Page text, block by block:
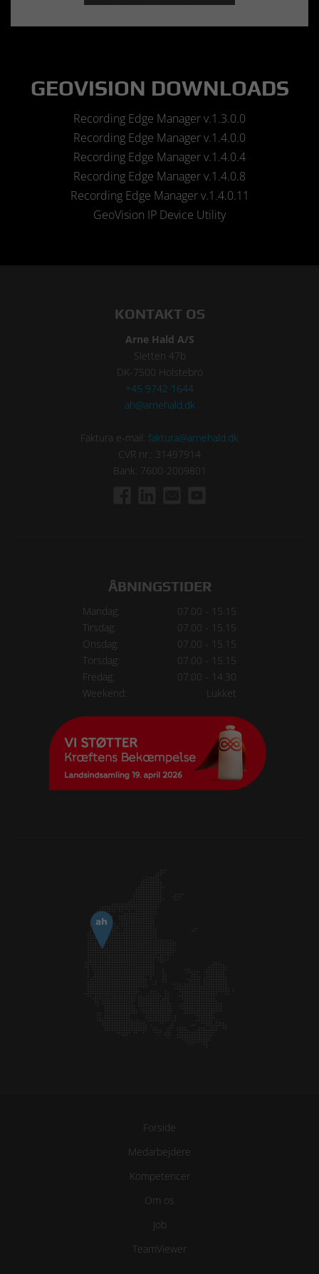
GEOVISION DOWNLOADS
Recording Edge Manager v.1.3.0.0
Recording Edge Manager v.1.4.0.0
Recording Edge Manager v.1.4.0.4
Recording Edge Manager v.1.4.0.8
Recording Edge Manager v.1.4.0.11
GeoVision IP Device Utility
KONTAKT OS
Arne Hald A/S
Sletten 47b
DK-7500 Holstebro
+45 9742 1644
ah@arnehald.dk
Faktura e-mail: faktura@arnehald.dk
CVR nr.: 31497914
Bank: 7600-2009801
ÅBNINGSTIDER
Mandag:
07.00 - 15.15
Tirsdag:
07.00 - 15.15
Onsdag:
07.00 - 15.15
Torsdag:
07.00 - 15.15
Fredag:
07.00 - 14.30
Weekend:
Lukket
Forside
Medarbejdere
Kompetencer
Om os
Job
TeamViewer